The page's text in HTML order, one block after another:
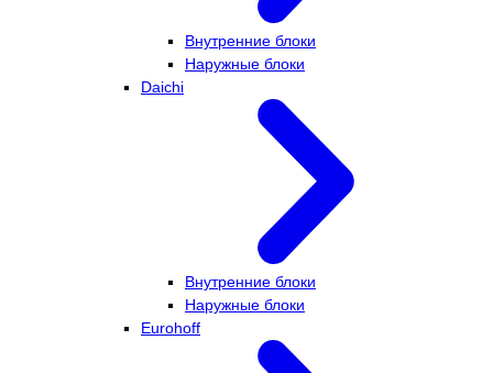
Внутренние блоки
Наружные блоки
Daichi
Внутренние блоки
Наружные блоки
Eurohoff